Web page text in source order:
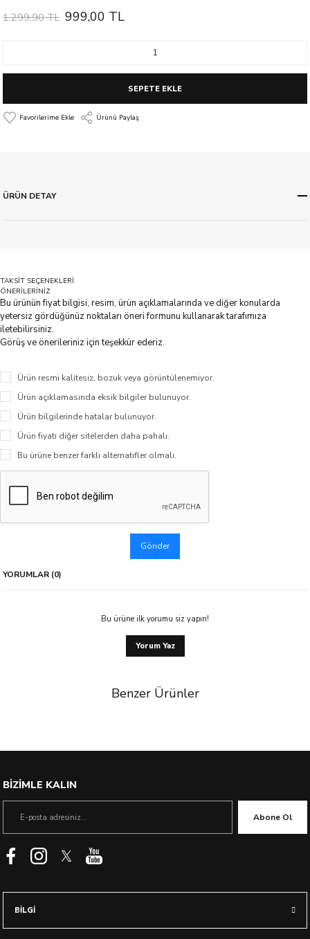
1.299,90 TL 999,00 TL
SEPETE EKLE
Ürünü Paylaş
ÜRÜN DETAY
TAKSİT SEÇENEKLERİ
ÖNERİLERİNİZ
Bu ürünün fiyat bilgisi, resim, ürün açıklamalarında ve diğer konularda
yetersiz gördüğünüz noktaları öneri formunu kullanarak tarafımıza
iletebilirsiniz.
Görüş ve önerileriniz için teşekkür ederiz.
Ürün resmi kalitesiz, bozuk veya görüntülenemiyor.
Ürün açıklamasında eksik bilgiler bulunuyor.
Ürün bilgilerinde hatalar bulunuyor.
Ürün fiyatı diğer sitelerden daha pahalı.
Bu ürüne benzer farklı alternatifler olmalı.
Gönder
YORUMLAR (0)
Bu ürüne ilk yorumu siz yapın!
Yorum Yaz
Benzer Ürünler
BİZİMLE KALIN
Abone Ol
BİLGİ